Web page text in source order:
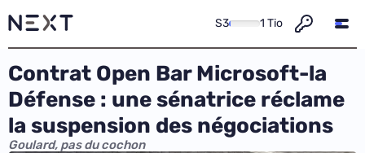
S3 1 Tio
Contrat Open Bar Microsoft-la
Défense : une sénatrice réclame
la suspension des négociations
Goulard, pas du cochon